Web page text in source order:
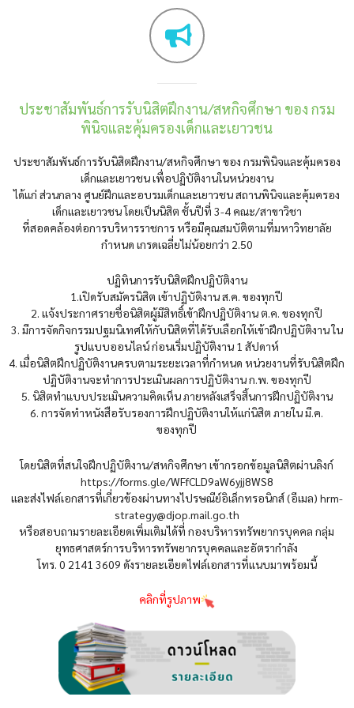
ประชาสัมพันธ์การรับนิสิตฝึกงาน/สหกิจศึกษา ของ กรม
พินิจและคุ้มครองเด็กและเยาวชน
ประชาสัมพันธ์การรับนิสิตฝึกงาน/สหกิจศึกษา ของ กรมพินิจและคุ้มครอง
เด็กและเยาวชน เพื่อปฏิบัติงานในหน่วยงาน
ได้แก่ ส่วนกลาง ศูนย์ฝึกและอบรมเด็กและเยาวชน สถานพินิจและคุ้มครอง
เด็กและเยาวชน โดยเป็นนิสิต ชั้นปีที่ 3-4 คณะ/สาขาวิชา
ที่สอดคล้องต่อการบริหารราชการ หรือมีคุณสมบัติตามที่มหาวิทยาลัย
กำหนด เกรดเฉลี่ยไม่น้อยกว่า 2.50
ปฏิทินการรับนิสิตฝึกปฏิบัติงาน
1.เปิดรับสมัครนิสิต เข้าปฏิบัติงาน ส.ค. ของทุกปี
2. แจ้งประกาศรายชื่อนิสิตผู้มีสิทธิ์เข้าฝึกปฏิบัติงาน ต.ค. ของทุกปี
3. มีการจัดกิจกรรมปฐมนิเทศให้กับนิสิตที่ได้รับเลือกให้เข้าฝึกปฏิบัติงาน ใน
รูปแบบออนไลน์ ก่อนเริ่มปฏิบัติงาน 1 สัปดาห์
4. เมื่อนิสิตฝึกปฏิบัติงานครบตามระยะเวลาที่กำหนด หน่วยงานที่รับนิสิตฝึก
ปฏิบัติงานจะทำการประเมินผลการปฏิบัติงาน ก.พ. ของทุกปี
5. นิสิตทำแบบประเมินความคิดเห็น ภายหลังเสร็จสิ้นการฝึกปฏิบัติงาน
6. การจัดทำหนังสือรับรองการฝึกปฏิบัติงานให้แก่นิสิต ภายใน มี.ค.
ของทุกปี
โดยนิสิตที่สนใจฝึกปฏิบัติงาน/สหกิจศึกษา เข้ากรอกข้อมูลนิสิตผ่านลิงก์
https://forms.gle/WFfCLD9aW6yjj8WS8
และส่งไฟล์เอกสารที่เกี่ยวข้องผ่านทางไปรษณีย์อิเล็กทรอนิกส์ (อีเมล) hrm-
strategy@djop.mail.go.th
หรือสอบถามรายละเอียดเพิ่มเติมได้ที่ กองบริหารทรัพยากรบุคคล กลุ่ม
ยุทธศาสตร์การบริหารทรัพยากรบุคคลและอัตรากำลัง
โทร. 0 2141 3609 ดังรายละเอียดไฟล์เอกสารที่แนบมาพร้อมนี้
คลิกที่รูปภาพ